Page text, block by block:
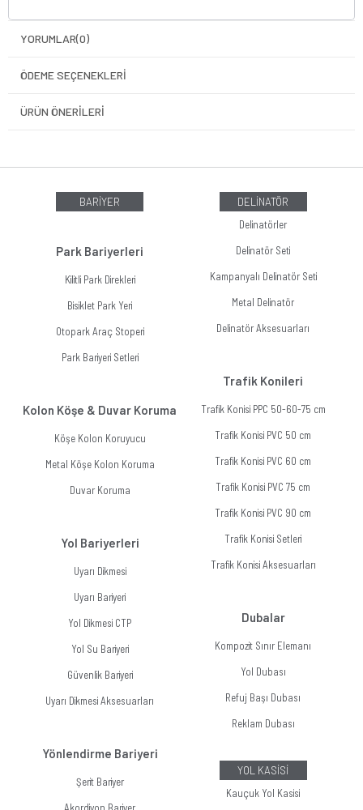
YORUMLAR(0)
ÖDEME SEÇENEKLERI
ÜRÜN ÖNERILERI
BARİYER
Park Bariyerleri
Kilitli Park Direkleri
Bisiklet Park Yeri
Otopark Araç Stoperi
Park Bariyeri Setleri
Kolon Köşe & Duvar Koruma
Köşe Kolon Koruyucu
Metal Köşe Kolon Koruma
Duvar Koruma
Yol Bariyerleri
Uyarı Dikmesi
Uyarı Bariyeri
Yol Dikmesi CTP
Yol Su Bariyeri
Güvenlik Bariyeri
Uyarı Dikmesi Aksesuarları
Yönlendirme Bariyeri
Şerit Bariyer
DELİNATÖR
Delinatörler
Delinatör Seti
Kampanyalı Delinatör Seti
Metal Delinatör
Delinatör Aksesuarları
Trafik Konileri
Trafik Konisi PPC 50-60-75 cm
Trafik Konisi PVC 50 cm
Trafik Konisi PVC 60 cm
Trafik Konisi PVC 75 cm
Trafik Konisi PVC 90 cm
Trafik Konisi Setleri
Trafik Konisi Aksesuarları
Dubalar
Kompozit Sınır Elemanı
Yol Dubası
Refuj Başı Dubası
Reklam Dubası
YOL KASİSİ
Kauçuk Yol Kasisi